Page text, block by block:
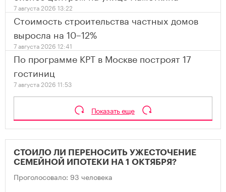
7 августа 2026 13:22
Стоимость строительства частных домов
выросла на 10–12%
7 августа 2026 12:41
По программе КРТ в Москве построят 17
гостиниц
7 августа 2026 11:53
Показать еще
СТОИЛО ЛИ ПЕРЕНОСИТЬ УЖЕСТОЧЕНИЕ
СЕМЕЙНОЙ ИПОТЕКИ НА 1 ОКТЯБРЯ?
Проголосовало: 93 человека